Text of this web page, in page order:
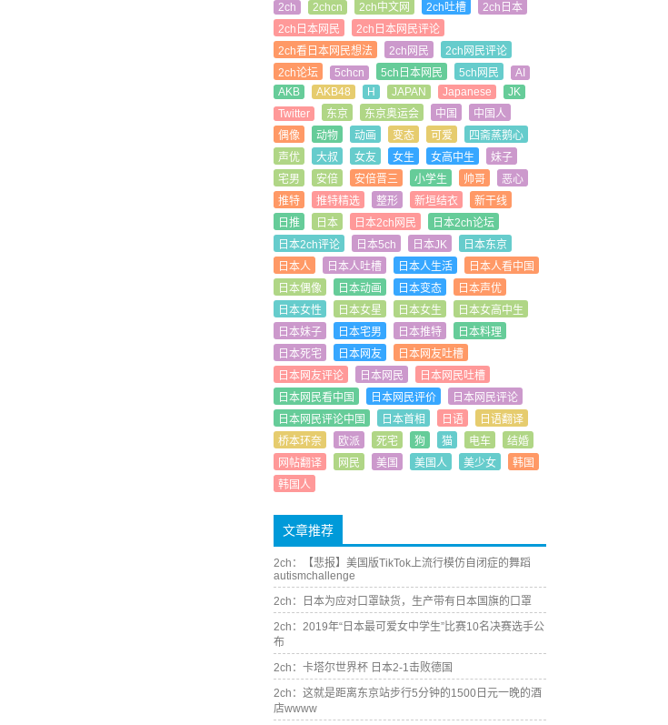
2ch 2chcn 2ch中文网 2ch吐槽
2ch日本
2ch日本网民
2ch日本网民评论
2ch看日本网民想法
2ch网民
2ch网民评论
2ch论坛
5chcn 5ch日本网民 5ch网民
AI
AKB
AKB48 H JAPAN Japanese
JK
Twitter
东京 东京奥运会 中国
中国人
偶像
动物 动画 变态 可爱
四斋蒸鹅心
声优
大叔 女友 女生 女高中生
妹子
宅男
安倍 安倍晋三 小学生 帅哥
恶心
推特
推特精选 整形 新垣结衣
新干线
日推
日本 日本2ch网民
日本2ch论坛
日本2ch评论
日本5ch 日本JK
日本东京
日本人
日本人吐槽 日本人生活
日本人看中国
日本偶像
日本动画 日本变态
日本声优
日本女性
日本女星 日本女生
日本女高中生
日本妹子
日本宅男 日本推特
日本料理
日本死宅
日本网友
日本网友吐槽
日本网友评论
日本网民
日本网民吐槽
日本网民看中国
日本网民评价
日本网民评论
日本网民评论中国
日本首相 日语
日语翻译
桥本环奈
欧派 死宅 狗 猫 电车
结婚
网帖翻译
网民 美国 美国人 美少女
韩国
韩国人
文章推荐
2ch：【悲报】美国版TikTok上流行模仿自闭症的舞蹈
autismchallenge
2ch：日本为应对口罩缺货，生产带有日本国旗的口罩
2ch：2019年“日本最可爱女中学生”比赛10名决赛选手公
布
2ch：卡塔尔世界杯 日本2-1击败德国
2ch：这就是距离东京站步行5分钟的1500日元一晚的酒
店wwww